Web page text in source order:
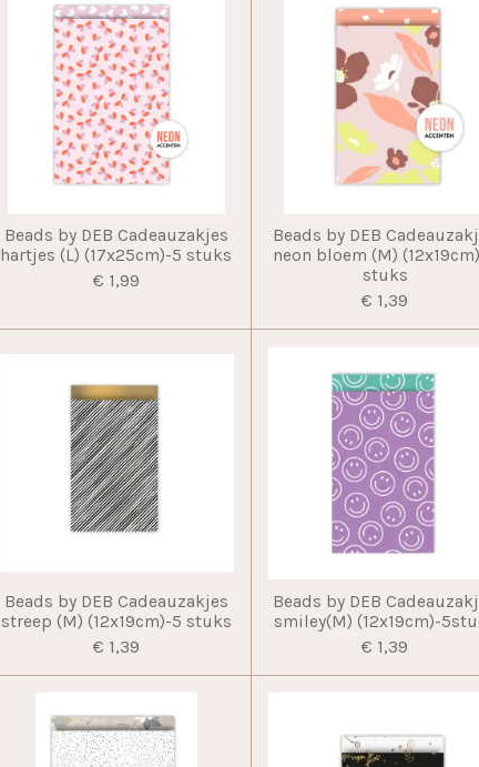
Beads by DEB Cadeauzakjes
hartjes (L) (17x25cm)-5 stuks
€ 1,99
Beads by DEB
neon bloem (M)
stuks
€ 1,39
Beads by DEB Cadeauzakjes
streep (M) (12x19cm)-5 stuks
€ 1,39
Beads by DEB
smiley(M) (12x19cm)-
€ 1,39